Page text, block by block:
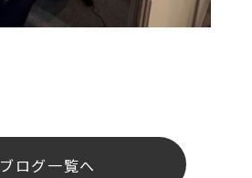
ブログ一覧へ